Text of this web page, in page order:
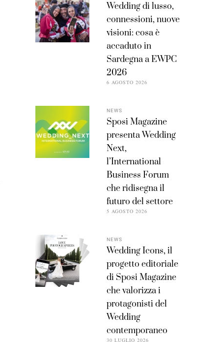
Wedding di lusso,
connessioni, nuove
visioni: cosa è
accaduto in
Sardegna a EWPC
2026
6 AGOSTO 2026
NEWS
Sposi Magazine
presenta Wedding
Next,
l’International
Business Forum
che ridisegna il
futuro del settore
5 AGOSTO 2026
NEWS
Wedding Icons, il
progetto editoriale
di Sposi Magazine
che valorizza i
protagonisti del
Wedding
contemporaneo
30 LUGLIO 2026